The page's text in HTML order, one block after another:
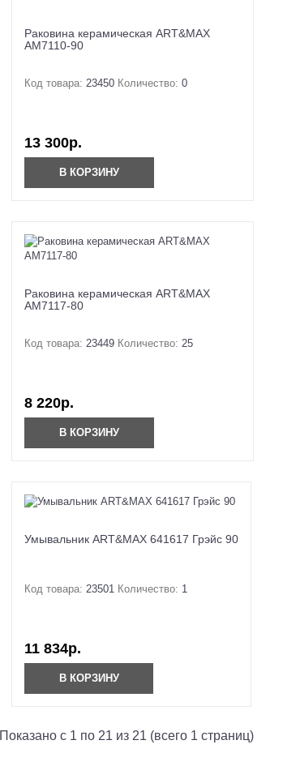
Раковина керамическая ART&MAX
AM7110-90
Код товара: 23450 Количество: 0
13 300р.
В КОРЗИНУ
Раковина керамическая ART&MAX
AM7117-80
Код товара: 23449 Количество: 25
8 220р.
В КОРЗИНУ
Умывальник ART&MAX 641617 Грэйс 90
Код товара: 23501 Количество: 1
11 834р.
В КОРЗИНУ
Показано с 1 по 21 из 21 (всего 1 страниц)